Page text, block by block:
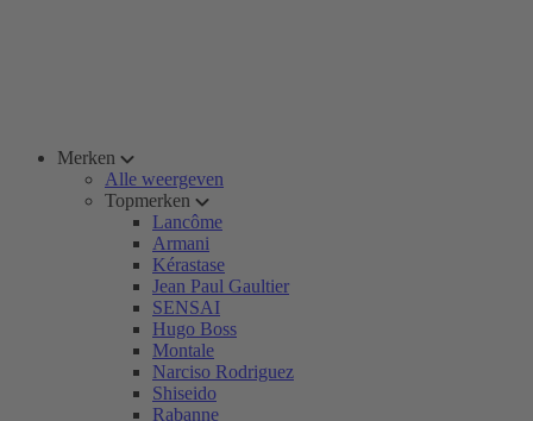
Merken
Alle weergeven
Topmerken
Lancôme
Armani
Kérastase
Jean Paul Gaultier
SENSAI
Hugo Boss
Montale
Narciso Rodriguez
Shiseido
Rabanne